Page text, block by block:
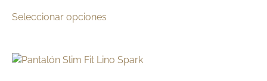
Seleccionar opciones